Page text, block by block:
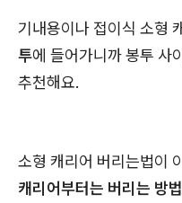
기내용이나 접이식 소형
투에 들어가니까 봉투 사
추천해요.
소형 캐리어 버리는법이
캐리어부터는 버리는 방